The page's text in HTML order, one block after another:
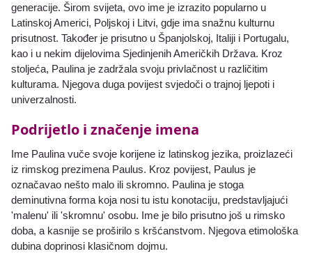
generacije. Širom svijeta, ovo ime je izrazito popularno u
Latinskoj Americi, Poljskoj i Litvi, gdje ima snažnu kulturnu
prisutnost. Također je prisutno u Španjolskoj, Italiji i Portugalu,
kao i u nekim dijelovima Sjedinjenih Američkih Država. Kroz
stoljeća, Paulina je zadržala svoju privlačnost u različitim
kulturama. Njegova duga povijest svjedoči o trajnoj ljepoti i
univerzalnosti.
Podrijetlo i značenje imena
Ime Paulina vuče svoje korijene iz latinskog jezika, proizlazeći
iz rimskog prezimena Paulus. Kroz povijest, Paulus je
označavao nešto malo ili skromno. Paulina je stoga
deminutivna forma koja nosi tu istu konotaciju, predstavljajući
'malenu' ili 'skromnu' osobu. Ime je bilo prisutno još u rimsko
doba, a kasnije se proširilo s kršćanstvom. Njegova etimološka
dubina doprinosi klasičnom dojmu.